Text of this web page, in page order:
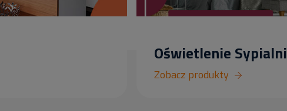
Oświetlenie Sypialni
Zobacz produkty